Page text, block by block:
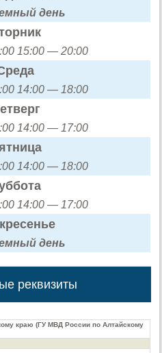
день
15:00 — 20:00
14:00 — 18:00
14:00 — 17:00
14:00 — 18:00
14:00 — 17:00
день
реквизиты
краю (ГУ МВД России по Алтайскому